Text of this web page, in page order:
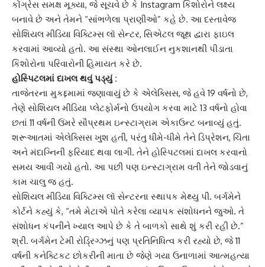
કોંગ્રેસ સમક્ષ મૂક્યા, જે સૂચવે છે કે Instagram કિશોરોને લક્ષ્ય
બનાવે છે અને તેમને “સાંભળેલા પ્રાણીઓ” કહે છે. આ દસ્તાવેજ
સોશિયલ મીડિયા વિક્ટિમ્સ લૉ સેન્ટર, સિએટલ જૂથ દ્વારા ફાઇલ
કરવામાં આવ્યો હતો. આ સંસ્થા ઓનલાઈન નુકશાનથી પીડાતા
કિશોરોના પરિવારોની હિમાયત કરે છે.
હોસ્પિટલમાં દાખલ થવું પડ્યું :
તાજેતરના મુકદ્દમામાં જણાવાયું છે કે એલેક્સિસ, જે હવે 19 વર્ષનો છે,
તેણે સોશિયલ મીડિયા પ્લેટફોર્મનો ઉપયોગ કરવા માટે 13 વર્ષનો હોવા
છતાં 11 વર્ષની ઉંમરે સૌપ્રથમ ઇન્સ્ટાગ્રામ એકાઉન્ટ બનાવ્યું હતું.
શરૂઆતમાં એલેક્સિસ ખુશ હતી, પરંતુ ધીમે-ધીમે તેને ડિપ્રેશન, ચિંતા
અને મંદાગ્નિની ફરિયાદ થવા લાગી. તેને હોસ્પિટલમાં દાખલ કરવાનો
સમય આવી ગયો હતો. આ પછી પણ ઇન્સ્ટાગ્રામ વતી તેને જોડવાનું
કામ ચાલુ જ હતું.
સોશિયલ મીડિયા વિક્ટિમ્સ લૉ સેન્ટરના સ્થાપક મેથ્યુ પી. બર્ગમેને
કોર્ટને કહ્યું કે, “તમે મેટાએ પોતે કરેલા વ્યાપક સંશોધનને જુઓ. તે
સંશોધન કંપનીને ખ્યાલ આપે છે કે તે બાળકો સાથે શું કરી રહી છે.”
શ્રી. બર્ગમેન ટેમી રોડ્રિગ્ઝનું પણ પ્રતિનિધિત્વ કરી રહ્યો છે, જે 11
વર્ષની કનેક્ટિકટ છોકરીની માતા છે જેણે ગયા ઉનાળામાં આત્મહત્યા